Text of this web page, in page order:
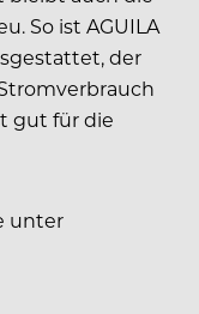
So ist AGUILA
der
gut für die
unter